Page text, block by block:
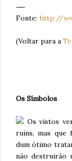
Fonte: http://
(Voltar para a
Os Símbolos
Os vistos
ruins, mas que
dum ótimo
não destruirão